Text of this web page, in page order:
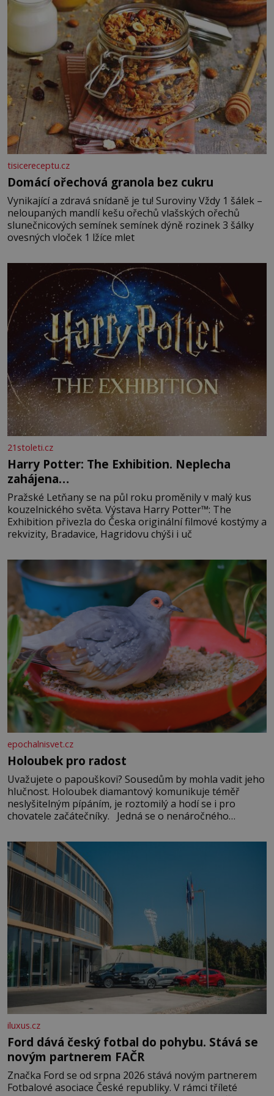
vmíchejte mascarpone, aby vznikl hladký
tisicereceptu.cz
Domácí ořechová granola bez cukru
Vynikající a zdravá snídaně je tu! Suroviny Vždy 1 šálek –
neloupaných mandlí kešu ořechů vlašských ořechů
slunečnicových semínek semínek dýně rozinek 3 šálky
ovesných vloček 1 lžíce mlet
21stoleti.cz
Harry Potter: The Exhibition. Neplecha
zahájena…
Pražské Letňany se na půl roku proměnily v malý kus
kouzelnického světa. Výstava Harry Potter™: The
Exhibition přivezla do Česka originální filmové kostýmy a
rekvizity, Bradavice, Hagridovu chýši i uč
epochalnisvet.cz
Holoubek pro radost
Uvažujete o papouškovi? Sousedům by mohla vadit jeho
hlučnost. Holoubek diamantový komunikuje téměř
neslyšitelným pípáním, je roztomilý a hodí se i pro
chovatele začátečníky. Jedná se o nenáročného
času tráví na zemi, kde sbírá zbytky semínek Jeho
domovinou je prakticky celá Austrálie s výjimkou
pobřežní oblasti.
iluxus.cz
Ford dává český fotbal do pohybu. Stává se
novým partnerem FAČR
Značka Ford se od srpna 2026 stává novým partnerem
Fotbalové asociace České republiky. V rámci tříleté